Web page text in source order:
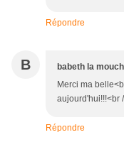
Répondre
B babeth la
Merci ma
aujourd'hui!!!<br
Répondre